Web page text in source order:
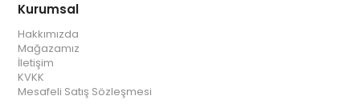
Kurumsal
Hakkımızda
Mağazamız
İletişim
KVKK
Mesafeli Satış Sözleşmesi